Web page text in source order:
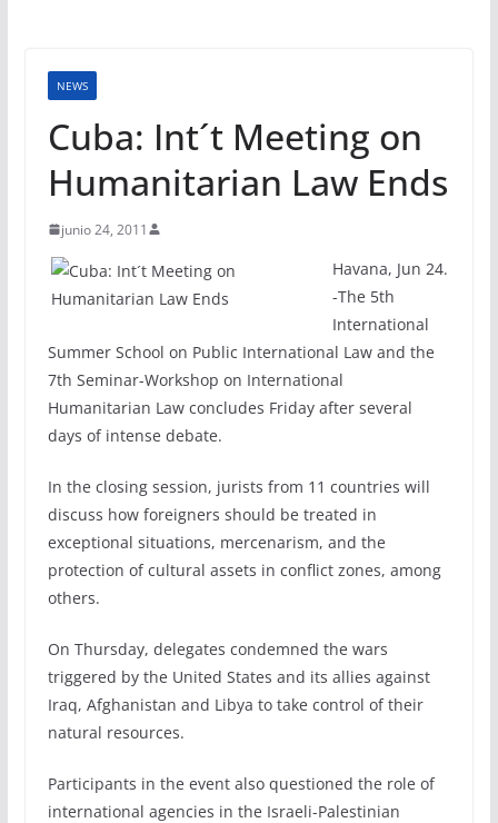
NEWS
Cuba: Int´t Meeting on
Humanitarian Law Ends
junio 24, 2011
Havana, Jun 24.
-The 5th
International
Summer School on Public International Law and the
7th Seminar-Workshop on International
Humanitarian Law concludes Friday after several
days of intense debate.
In the closing session, jurists from 11 countries will
discuss how foreigners should be treated in
exceptional situations, mercenarism, and the
protection of cultural assets in conflict zones, among
others.
On Thursday, delegates condemned the wars
triggered by the United States and its allies against
Iraq, Afghanistan and Libya to take control of their
natural resources.
Participants in the event also questioned the role of
international agencies in the Israeli-Palestinian